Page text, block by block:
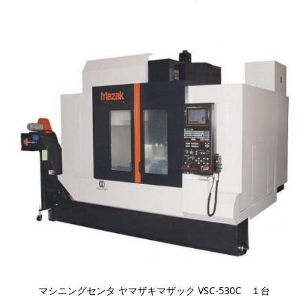
マシニングセンタ ヤマザキマザック VSC-530C １台